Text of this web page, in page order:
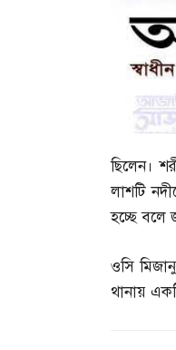
ছিলেন।
লাশটি
হচ্ছে বলে
ওসি
থানায়